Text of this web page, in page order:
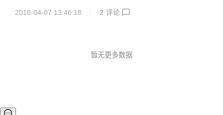
lume+storm+hdfs+hadoop作为日志分析系统、配置中心、分
众号管理平台，敬请期待！ emsite开源框架终于迎来了又一
2018-04-07 13:46:18 2 评论
暂无更多数据